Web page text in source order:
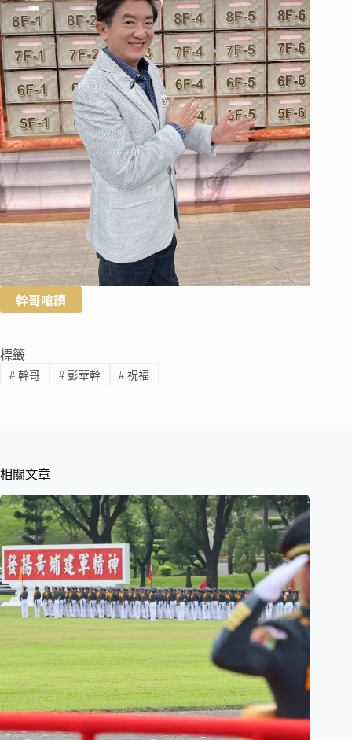
幹哥嗆讀
標籤
#幹哥 #彭華幹 # 祝福
相關文章